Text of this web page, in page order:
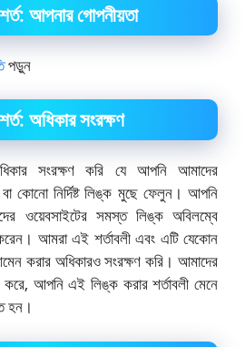
আপনার গোপনীয়তা
পড়ুন
অধিকার সংরক্ষণ
সংরক্ষণ করি যে আপনি আমাদের
কোনো নির্দিষ্ট লিঙ্ক মুছে ফেলুন। আপনি
ওয়েবসাইটের সমস্ত লিঙ্ক অবিলম্বে
আমরা এই শর্তাবলী এবং এটি যেকোন
করার অধিকারও সংরক্ষণ করি। আমাদের
আপনি এই লিঙ্ক করার শর্তাবলী মেনে
হন।